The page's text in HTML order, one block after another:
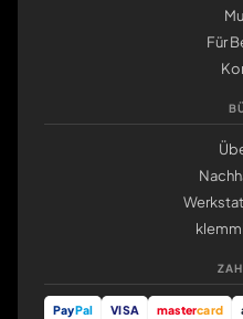
Für
PayPal VISA mastercard